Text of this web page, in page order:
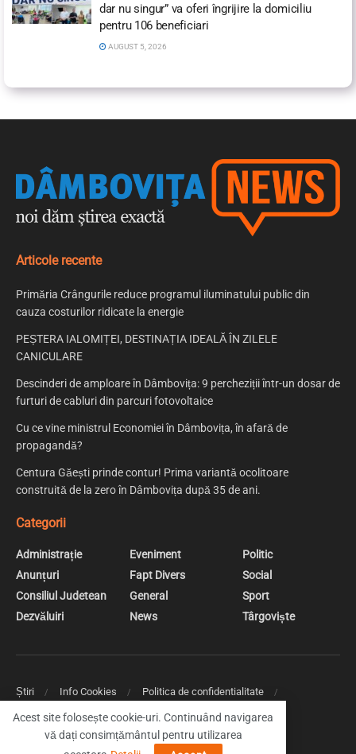
dar nu singur” va oferi îngrijire la domiciliu
pentru 106 beneficiari
AUGUST 5, 2026
Articole recente
Primăria Crângurile reduce programul iluminatului public din
cauza costurilor ridicate la energie
PEȘTERA IALOMIȚEI, DESTINAȚIA IDEALĂ ÎN ZILELE
CANICULARE
Descinderi de amploare în Dâmbovița: 9 percheziții într-un dosar de
furturi de cabluri din parcuri fotovoltaice
Cu ce vine ministrul Economiei în Dâmbovița, în afară de
propagandă?
Centura Găești prinde contur! Prima variantă ocolitoare
construită de la zero în Dâmbovița după 35 de ani.
Categorii
Administrație
Anunțuri
Consiliul Judetean
Dezvăluiri
Eveniment
Fapt Divers
General
News
Politic
Social
Sport
Târgoviște
Știri Info Cookies
Politica de confidentialitate
© 2019 DambovitaNews - Cele mai noi stiri din Dambovita
Acest site folosește cookie-uri. Continuând navigarea
vă dați consimțământul pentru utilizarea